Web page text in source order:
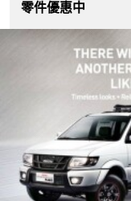
零件優惠中